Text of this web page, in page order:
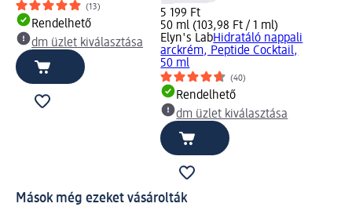
(13)
Rendelhető
dm üzlet kiválasztása
5 199 Ft
50 ml (103,98 Ft / 1 ml)
Elyn's LabHidratáló nappali
arckrém, Peptide Cocktail,
50 ml
(40)
Rendelhető
dm üzlet kiválasztása
Mások még ezeket vásárolták